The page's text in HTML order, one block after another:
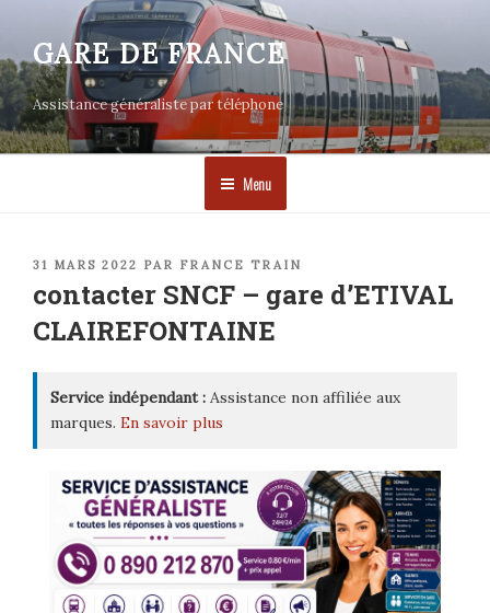
contenu
principal
GARE DE FRANCE
Assistance généraliste par téléphone
Menu
PUBLIÉ
31 MARS 2022 PAR FRANCE TRAIN
contacter SNCF – gare d’ETIVAL
CLAIREFONTAINE
Service indépendant : Assistance non affiliée aux
marques. En savoir plus